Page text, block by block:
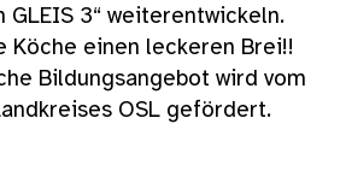
GLEIS 3“ weiterentwickeln.
Köche einen leckeren Brei!!
Bildungsangebot wird vom
OSL gefördert.